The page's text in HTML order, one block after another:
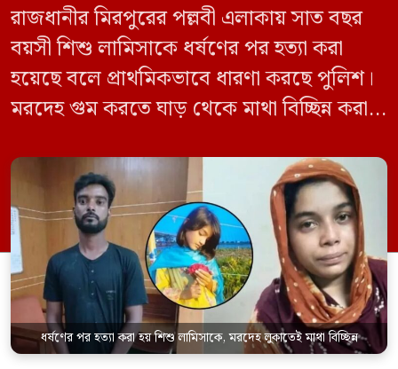
রাজধানীর মিরপুরের পল্লবী এলাকায় সাত বছর
বয়সী শিশু লামিসাকে ধর্ষণের পর হত্যা করা
হয়েছে বলে প্রাথমিকভাবে ধারণা করছে পুলিশ।
মরদেহ গুম করতে ঘাড় থেকে মাথা বিচ্ছিন্ন করা
চালানো হয় এই নৃশংস হত্যাকাণ্ডে পাশের ফ্ল্যাটের
ভাড়াটিয়া সোহেল রানা (৩০) ও তার স্ত্রী স্বপ্না
আক্তারকে (২৬) মাত্র ৭ ঘণ্টার […]
ধর্ষণের পর হত্যা করা হয় শিশু লামিসাকে, মরদেহ লুকাতেই মাথা বিচ্ছিন্ন